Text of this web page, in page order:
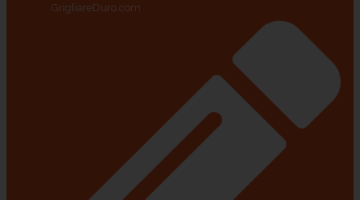
GrigliareDuro.com